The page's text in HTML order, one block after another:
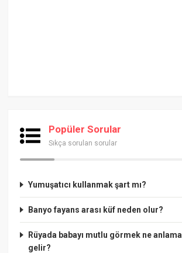
Popüler Sorular
Sıkça sorulan sorular
Yumuşatıcı kullanmak şart mı?
Banyo fayans arası küf neden olur?
Rüyada babayı mutlu görmek ne anlama
gelir?